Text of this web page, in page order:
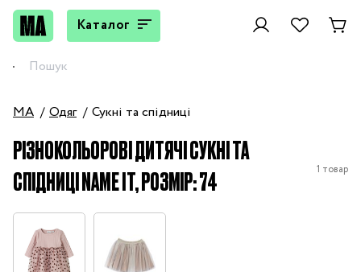
Каталог
MA Одяг Сукні та спідниці
РІЗНОКОЛЬОРОВІ ДИТЯЧІ СУКНІ ТА
СПІДНИЦІ NAME IT, РОЗМІР: 74
1 товар